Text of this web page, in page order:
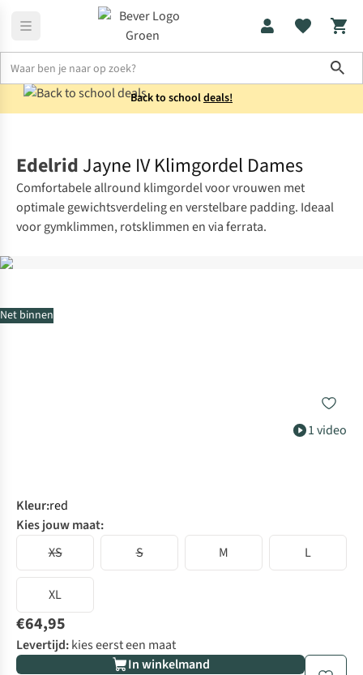
Back to schooldeals!
Net binnen
1 video
Edelrid Jayne IV Klimgordel Dames
Comfortabele allround klimgordel voor vrouwen met
optimale gewichtsverdeling en verstelbare padding. Ideaal
voor gymklimmen, rotsklimmen en via ferrata.
Kleur:red
Kies jouw maat:
XS
S M L
XL
€64,95
Levertijd:kies eerst een maat
In winkelmand